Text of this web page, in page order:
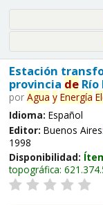
Estación
provincia deRío
por Agua y Energía
Idioma: Español
Editor: Buenos Aires:
1998
Disponibilidad:
topográfica: